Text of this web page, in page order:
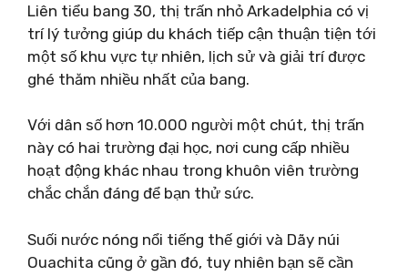
Liên tiểu bang 30, thị trấn nhỏ Arkadelphia có vị
trí lý tưởng giúp du khách tiếp cận thuận tiện tới
một số khu vực tự nhiên, lịch sử và giải trí được
ghé thăm nhiều nhất của bang.
Với dân số hơn 10.000 người một chút, thị trấn
này có hai trường đại học, nơi cung cấp nhiều
hoạt động khác nhau trong khuôn viên trường
chắc chắn đáng để bạn thử sức.
Suối nước nóng nổi tiếng thế giới và Dãy núi
Ouachita cũng ở gần đó, tuy nhiên bạn sẽ cần